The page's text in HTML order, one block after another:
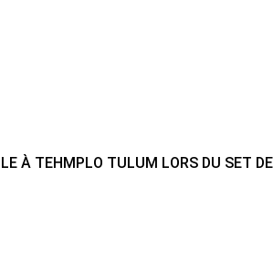
À TEHMPLO TULUM LORS DU SET DE